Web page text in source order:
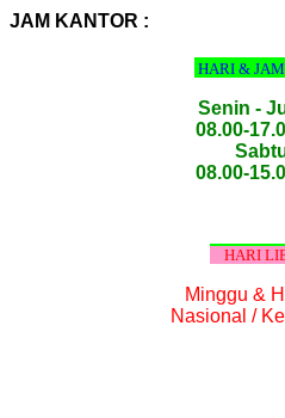
JAM KANTOR :
HARI &
Senin -
08.00-
08.00-
HARI
Minggu &
Nasional /